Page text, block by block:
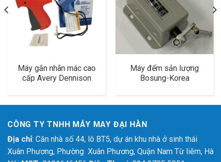
Máy gắn nhãn mác cao
cấp Avery Dennison
Máy đếm sản lượng
Bosung-Korea
CÔNG TY TNHH MÁY MAY ĐẠI HÀN
Địa chỉ: Căn nhà số 44, lô BT5, dự án khu nhà ở sinh thái
Xuân Phương, Phường Xuân Phương, Quận Nam Từ liêm, Hà